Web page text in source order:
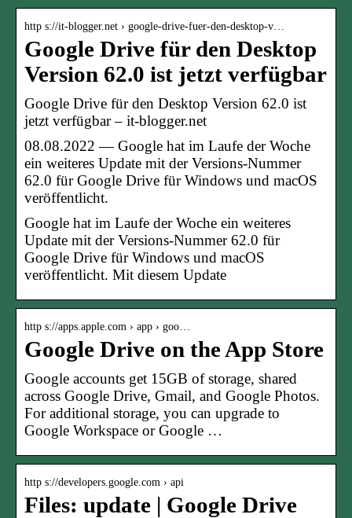
http s://it-blogger.net › google-drive-fuer-den-desktop-v…
Google Drive für den Desktop
Version 62.0 ist jetzt verfügbar
Google Drive für den Desktop Version 62.0 ist
jetzt verfügbar – it-blogger.net
08.08.2022 — Google hat im Laufe der Woche
ein weiteres Update mit der Versions-Nummer
62.0 für Google Drive für Windows und macOS
veröffentlicht.
Google hat im Laufe der Woche ein weiteres
Update mit der Versions-Nummer 62.0 für
Google Drive für Windows und macOS
veröffentlicht. Mit diesem Update
http s://apps.apple.com › app › goo…
Google Drive on the App Store
Google accounts get 15GB of storage, shared
across Google Drive, Gmail, and Google Photos.
For additional storage, you can upgrade to
Google Workspace or Google …
http s://developers.google.com › api
Files: update | Google Drive